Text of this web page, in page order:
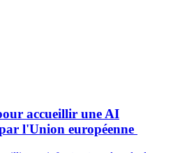
accueillir une AI
l'Union européenne